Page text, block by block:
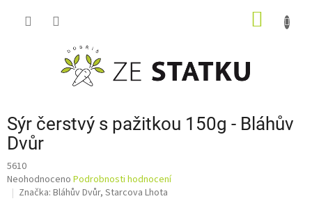
Sýr čerstvý s pažitkou 150g - Bláhův
Dvůr
5610
Průměrné
hodnocení
Neohodnoceno Podrobnosti hodnocení
Značka: Bláhův Dvůr, Starcova Lhota